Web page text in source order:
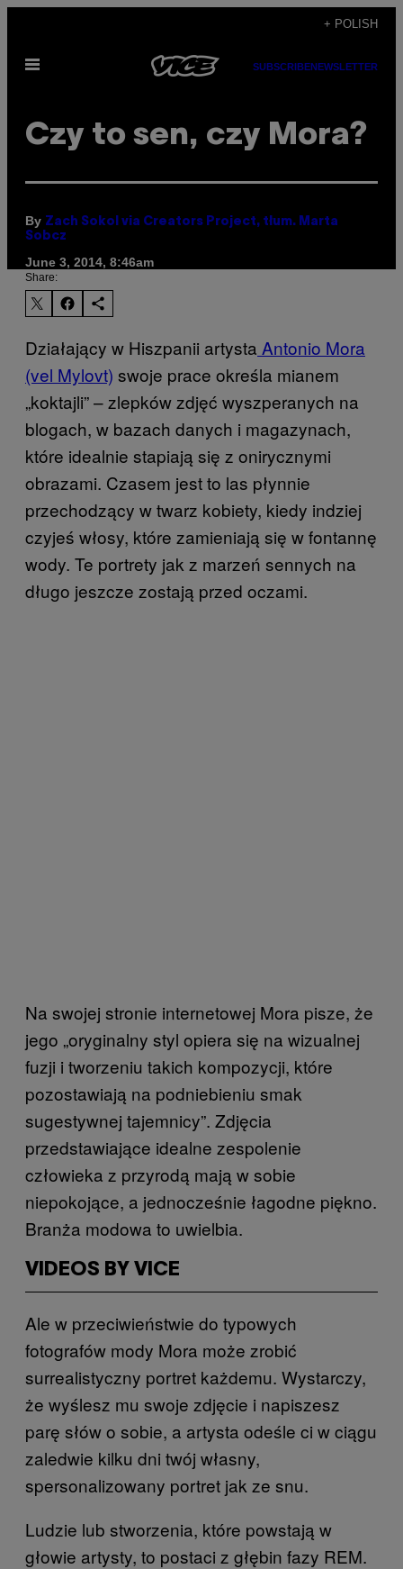
content
+ POLISH
Open
SUBSCRIBENEWSLETTER
Czy to sen, czy Mora?
By Zach Sokol via Creators Project, tłum. Marta
Sobcz
June 3, 2014, 8:46am
Share:
Działający w Hiszpanii artysta Antonio Mora
(vel Mylovt) swoje prace określa mianem
„koktajli” – zlepków zdjęć wyszperanych na
blogach, w bazach danych i magazynach,
które idealnie stapiają się z onirycznymi
obrazami. Czasem jest to las płynnie
przechodzący w twarz kobiety, kiedy indziej
czyjeś włosy, które zamieniają się w fontannę
wody. Te portrety jak z marzeń sennych na
długo jeszcze zostają przed oczami.
Na swojej stronie internetowej Mora pisze, że
jego „oryginalny styl opiera się na wizualnej
fuzji i tworzeniu takich kompozycji, które
pozostawiają na podniebieniu smak
sugestywnej tajemnicy”. Zdjęcia
przedstawiające idealne zespolenie
człowieka z przyrodą mają w sobie
niepokojące, a jednocześnie łagodne piękno.
Branża modowa to uwielbia.
VIDEOS BY VICE
Ale w przeciwieństwie do typowych
fotografów mody Mora może zrobić
surrealistyczny portret każdemu. Wystarczy,
że wyślesz mu swoje zdjęcie i napiszesz
parę słów o sobie, a artysta odeśle ci w ciągu
zaledwie kilku dni twój własny,
spersonalizowany portret jak ze snu.
Ludzie lub stworzenia, które powstają w
głowie artysty, to postaci z głębin fazy REM.